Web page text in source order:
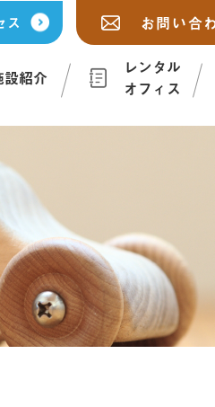
ス お問い合
設紹介
レンタル
オフィス